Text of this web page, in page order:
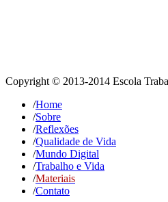
Copyright © 2013-2014 Escola
/Home
/Sobre
/Reflexões
/Qualidade de Vida
/Mundo Digital
/Trabalho e Vida
/Materiais
/Contato